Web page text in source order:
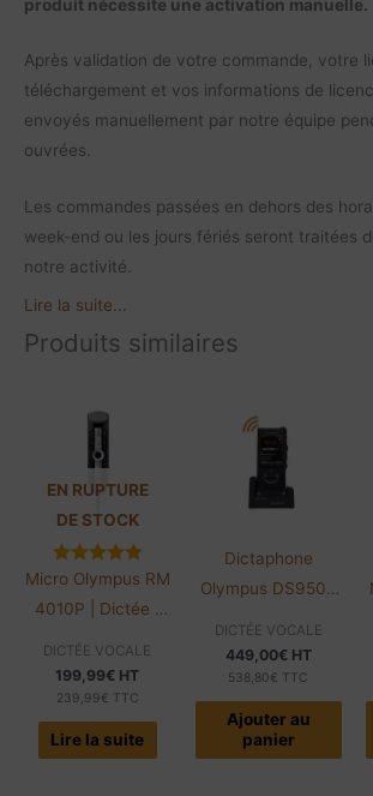
produit nécessite une activation manuelle.
Après validation de votre commande, votre
téléchargement et vos informations de
envoyés manuellement par notre équipe
ouvrées.
Les commandes passées en dehors des
week-end ou les jours fériés seront traitées
notre activité.
Lire la suite...
Produits similaires
EN RUPTURE
DE STOCK
Micro Olympus RM
4010P | Dictée |
Avec trackball
DICTÉE VOCALE
199,99€ HT
239,99€ TTC
Lire la suite
Dictaphone
Olympus DS9500
SE | WiFi | Sans
logiciel
DICTÉE VOCALE
449,00€ HT
538,80€ TTC
Ajouter au
panier